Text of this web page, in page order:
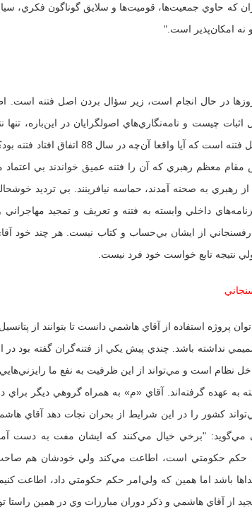
كه حاوي جمعيت‌ها، قوميت‌ها و سلايق گوناگون فكري،
نه امكان‌پذير است."
در حال انجام است، زير سؤال بردن اصل فتنه است.
اثبات چيست و نامه‌نگاري‌هاي اصولگرايان در اين‌باره، تنها
انداختن برخي مردم درباره اصل فتنه
معظم رهبري که آن را فتنه عميق خواندند بي
در حمايت از رهبري به صحنه آمدند، حماسه نيافرينند. بي ترديد
داخلي وابسته به فتنه و تعريف و تمجيد
از ايشان بي‌حساب و کتاب نيست. هر چند خود
نتيجه تابع خواست خود فرد نيست.
پروژه استفاده از آقاي هاشمي دانست تا بتوانند از
نداشته باشد. چندي پيش يکي از فتنه‌گران گفته بود در
نظام است و مي‌تواند از اين ظرفيت به نفع ما
به عهده گرفته‌اند. آقاي «م» به همراه گروهي ديگر
کشور را در اين شرايط از بحران نجات دهد آقاي
مي‌گويد: "برخي خيال مي‌کنند که ايشان مفت به دست
حکم حکومتي است، اطاعت مي‌کند ولي خودشان هم صاحب
باشد اما همين که ولي‌امر حکم حکومتي داد، اطاعت
از آقاي هاشمي و ذکر دوران مبارزات وي در همين راستا